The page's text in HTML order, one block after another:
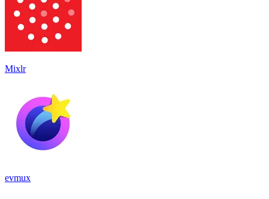
Mixlr
evmux